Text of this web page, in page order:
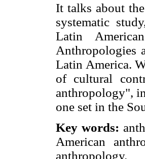
It talks about
systematic
Latin
Anthropologies
Latin America.
of cultural
anthropology",
one set in the
Key words:
American
anthropology.